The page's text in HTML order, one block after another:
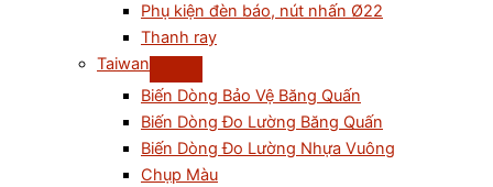
Phụ kiện đèn báo, nút nhấn Ø22
Thanh ray
Taiwan
Biến Dòng Bảo Vệ Băng Quấn
Biến Dòng Đo Lường Băng Quấn
Biến Dòng Đo Lường Nhựa Vuông
Chụp Màu